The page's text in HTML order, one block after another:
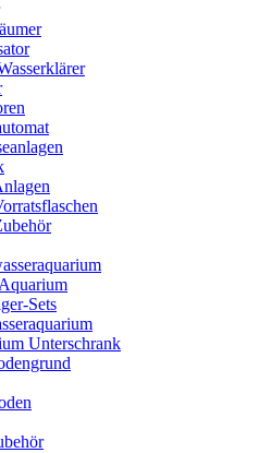
Sets
Unterschrank